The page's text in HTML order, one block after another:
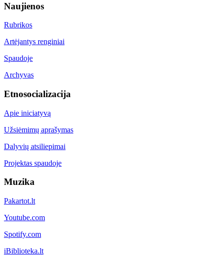
Naujienos
Rubrikos
Artėjantys renginiai
Spaudoje
Archyvas
Etnosocializacija
Apie iniciatyvą
Užsiėmimų aprašymas
Dalyvių atsiliepimai
Projektas spaudoje
Muzika
Pakartot.lt
Youtube.com
Spotify.com
iBiblioteka.lt